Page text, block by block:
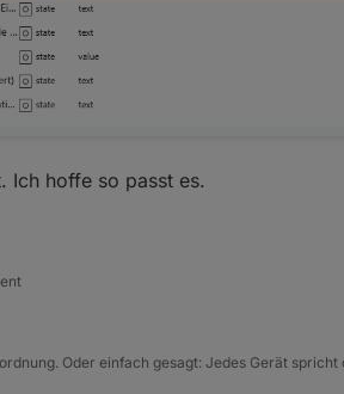
Ich hoffe so passt es.
Oder einfach gesagt: Jedes Gerät